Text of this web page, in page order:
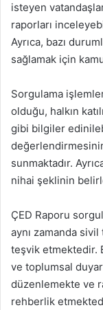
isteyen
raporları
Ayrıca, bazı
sağlamak için
Sorgulama
olduğu, halkın
gibi bilgiler
değerlendirmesinin
sunmaktadır.
nihai şeklinin
ÇED Raporu
aynı zamanda sivil
teşvik etmektedir.
ve toplumsal
düzenlemekte ve
rehberlik